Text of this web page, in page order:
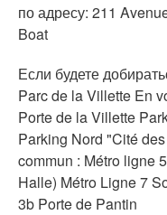
по адресу: 211
Boat
Если будете
Parc de la Villette En
Porte de la Villette
Parking Nord "Cité
commun : Métro ligne
Halle) Métro Ligne 7
3b Porte de Pantin